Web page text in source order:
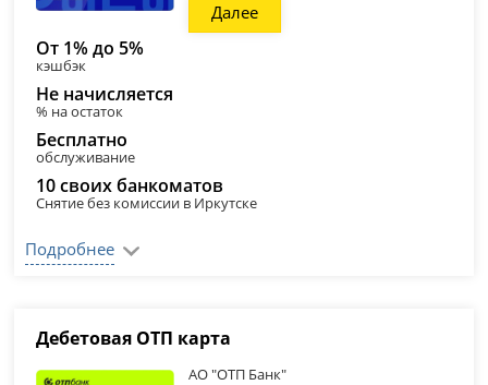
Далее
От 1% до 5%
кэшбэк
Не начисляется
% на остаток
Бесплатно
обслуживание
10 своих банкоматов
Снятие без комиссии в Иркутске
Подробнее
Дебетовая ОТП карта
АО "ОТП Банк"